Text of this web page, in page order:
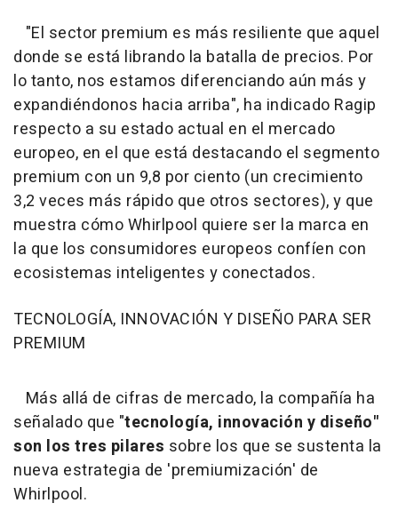
"El sector premium es más resiliente que aquel
donde se está librando la batalla de precios. Por
lo tanto, nos estamos diferenciando aún más y
expandiéndonos hacia arriba", ha indicado Ragip
respecto a su estado actual en el mercado
europeo, en el que está destacando el segmento
premium con un 9,8 por ciento (un crecimiento
3,2 veces más rápido que otros sectores), y que
muestra cómo Whirlpool quiere ser la marca en
la que los consumidores europeos confíen con
ecosistemas inteligentes y conectados.
TECNOLOGÍA, INNOVACIÓN Y DISEÑO PARA SER
PREMIUM
Más allá de cifras de mercado, la compañía ha
señalado que "tecnología, innovación y diseño"
son los tres pilares sobre los que se sustenta la
nueva estrategia de 'premiumización' de
Whirlpool.